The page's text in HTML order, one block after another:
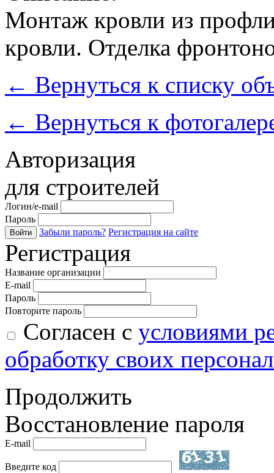
Монтаж кровли из
кровли. Отделка
← Вернуться к списку
← Вернуться к
Авторизация
для строителей
Логин/e-mail
Пароль
Войти Забыли пароль? Регистрация на сайте
Регистрация
Название организации
E-mail
Пароль
Повторите пароль
Согласен с условиями
обработку своих
Продолжить
Восстановление пароля
E-mail
Введите код